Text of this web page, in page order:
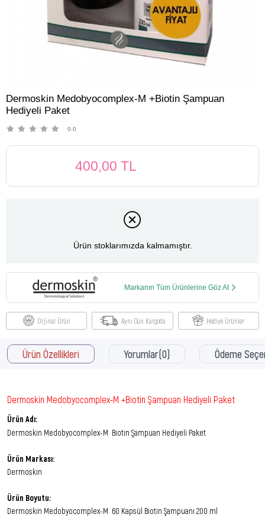
Dermoskin Medobyocomplex-M +Biotin Şampuan
Hediyeli Paket
0.0
400,00 TL
Ürün stoklarımızda kalmamıştır.
Markanın Tüm Ürünlerine Göz At
Orjinal Ürün Aynı Gün Kargoda Hediye Ürünler
Ürün Özellikleri Yorumlar(0) Ödeme
Dermoskin Medobyocomplex-M +Biotin Şampuan Hediyeli Paket
Ürün Adı:
Dermoskin Medobyocomplex-M Biotin Şampuan Hediyeli Paket
Ürün Markası:
Dermoskin
Ürün Boyutu:
Dermoskin Medobyocomplex-M 60 Kapsül Biotin Şampuanı 200 ml